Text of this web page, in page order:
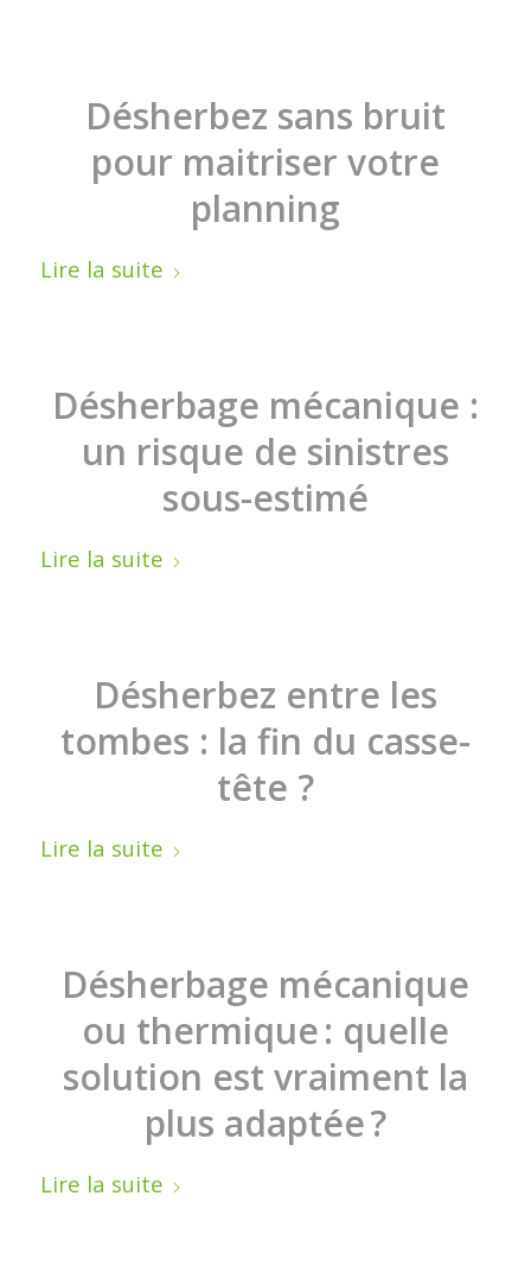
Désherbez sans bruit
pour maitriser votre
planning
Lire la suite
Désherbage mécanique :
un risque de sinistres
sous-estimé
Lire la suite
Désherbez entre les
tombes : la fin du casse-
tête ?
Lire la suite
Désherbage mécanique
ou thermique : quelle
solution est vraiment la
plus adaptée ?
Lire la suite